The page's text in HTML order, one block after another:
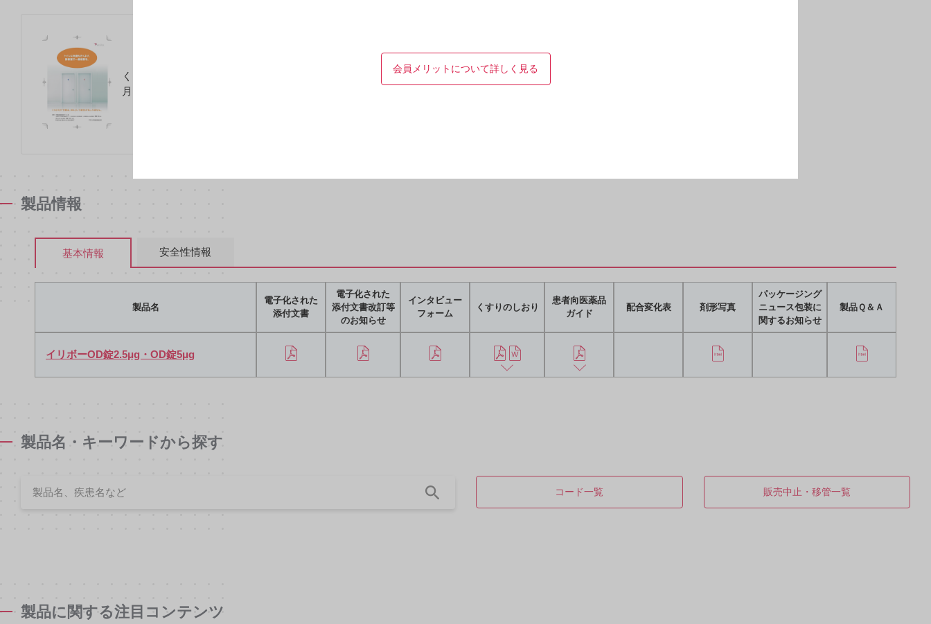
くりかえす下痢は、IBSという病気かもしれません。（2025年12
月）
製品情報
基本情報 安全性情報
製品名
電子化された
添付文書
電子化された
添付文書改訂等
のお知らせ
インタビュー
フォーム
くすりのしおり
患者向医薬品
ガイド
配合変化表 剤形写真
パッケージング
ニュース包装に
関するお知らせ
製品Ｑ＆Ａ
イリボーOD錠2.5μg・OD錠5μg
製品名・キーワードから探す
コード一覧 販売中止・移管一覧
製品に関する注目コンテンツ
会員メリットについて詳しく見る